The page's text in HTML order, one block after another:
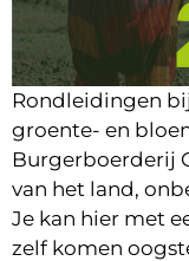
Rondleidingen
groente- en
Burgerboerderij
van het land,
Je kan hier met
zelf komen